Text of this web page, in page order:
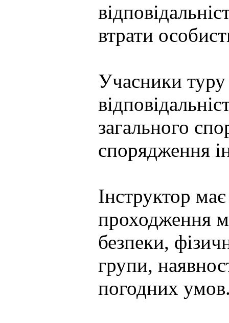
втрати
Учасники туру
загального
спорядження
Інструктор
проходження
безпеки,
групи,
погодних